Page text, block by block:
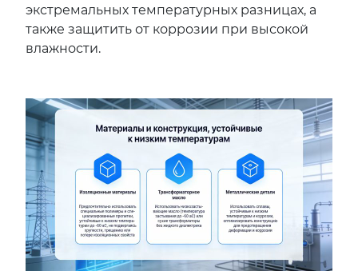
экстремальных температурных разницах, а
также защитить от коррозии при высокой
влажности.